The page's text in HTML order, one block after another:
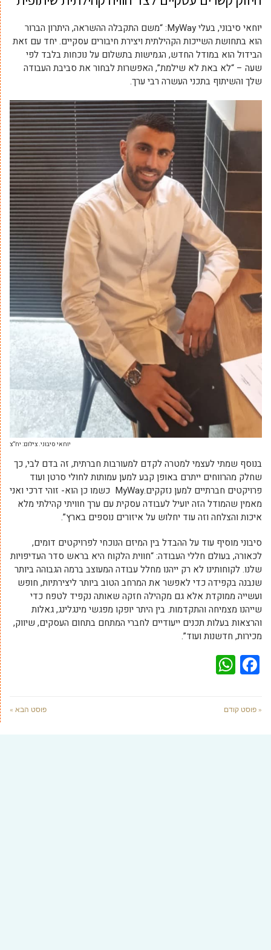
יוחאי סיבוני, בעלי MyWay: “משם התקבלה ההשראה, היתרון הברור
הוא בתחושת השייכות הקהילתית ויצירת חיבורים עסקיים. יחד עם זאת
הבידול הוא במודל החדש, הגמישות בתשלום על נוכחות בלבד לפי
שעה – “לא באת לא שילמת”, האפשרות לבחור את סביבת העבודה
שלך והשיתוף בתכני העשרה רבי ערך.
יוחאי סיבוני. צילום: יח”צ
בנוסף שמתי לעצמי למטרה לקדם למעורבות חברתית, זה בדם לבי, כך
שחלק מהרווחים ייתרם באופן קבע למען עמותות לחולי סרטן ועוד
פרויקטים חברתיים למען נזקקים.MyWay כשמו כן הוא- זוהי דרכי ואני
מאמין שהמודל הזה יועיל לעבודה עסקית עם ערך חוויתי קהילתי מלא
איכות והצלחה וזה עוד יחלוש על איזורים נוספים בארץ”.
סיבוני מוסיף עוד על ההבדל בין המיזם הנוכחי לפרויקטים דומים,
לכאורה, בעולם חללי העבודה: “חווית הלקוח היא בראש סדר העדיפויות
שלנו. לקוחותינו לא רק ייהנו מחלל עבודה המעוצב ברמה הגבוהה ביותר
שנבנה בקפידה כדי לאפשר את המרחב הטוב ביותר ליצירתיות, חופש
ועשייה ממוקדת אלא גם מקהילה חזקה שאותה נקפיד לטפח כדי
שייהנו מצמיחה והתקדמות. בין היתר יופקו מפגשי מינגלינג, גאלות
והרצאות בעלות תכנים ייעודיים לחברי המתחם בתחום העסקים, שיווק,
מכירות, חדשנות ועוד”.
Facebook
« פוסט קודם פוסט הבא »